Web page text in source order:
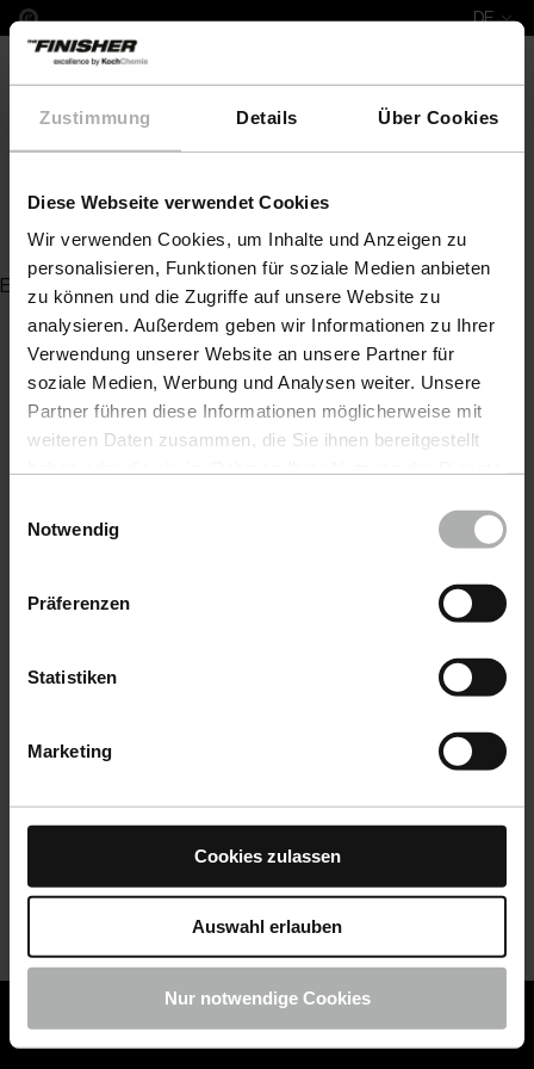
Zustimmung Details Über Cookies
Diese Webseite verwendet Cookies
Wir verwenden Cookies, um Inhalte und Anzeigen zu
personalisieren, Funktionen für soziale Medien anbieten
zu können und die Zugriffe auf unsere Website zu
analysieren. Außerdem geben wir Informationen zu Ihrer
Verwendung unserer Website an unsere Partner für
soziale Medien, Werbung und Analysen weiter. Unsere
Partner führen diese Informationen möglicherweise mit
weiteren Daten zusammen, die Sie ihnen bereitgestellt
Einstellungen zu den Cookies finden Sie unter
Notwendig
Präferenzen
Statistiken
Marketing
Cookies zulassen
Auswahl erlauben
Nur notwendige Cookies
DE
COLOURLOCK ist jetzt Teil von KochChemie -
COLOURLOCK Produkte shoppen
Copo Star BMP-T 10 KG
Es wurde kein Artikel zu Ihrer Anfrage gefunden